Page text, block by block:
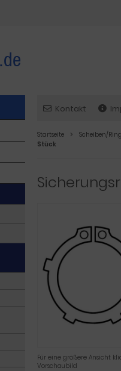
Kontakt
Startseite Scheiben/
Stück
Für eine größere Ansicht
Vorschaubild